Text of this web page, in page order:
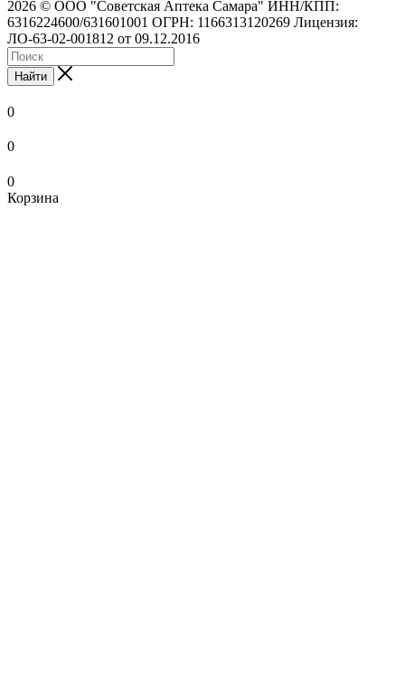
2026 © ООО "Советская Аптека Самара" ИНН/КПП:
6316224600/631601001 ОГРН: 1166313120269 Лицензия:
ЛО-63-02-001812 от 09.12.2016
Найти
0
0
0
Корзина